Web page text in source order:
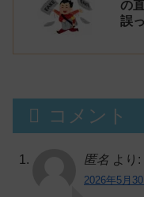
の
誤
【
コメント
匿名 より:
2026年5月